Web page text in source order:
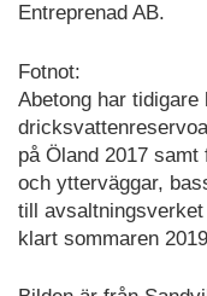
Entreprenad AB.
Fotnot:
Abetong har tidigare
på Öland 2017
och ytterväggar,
till
klart sommaren